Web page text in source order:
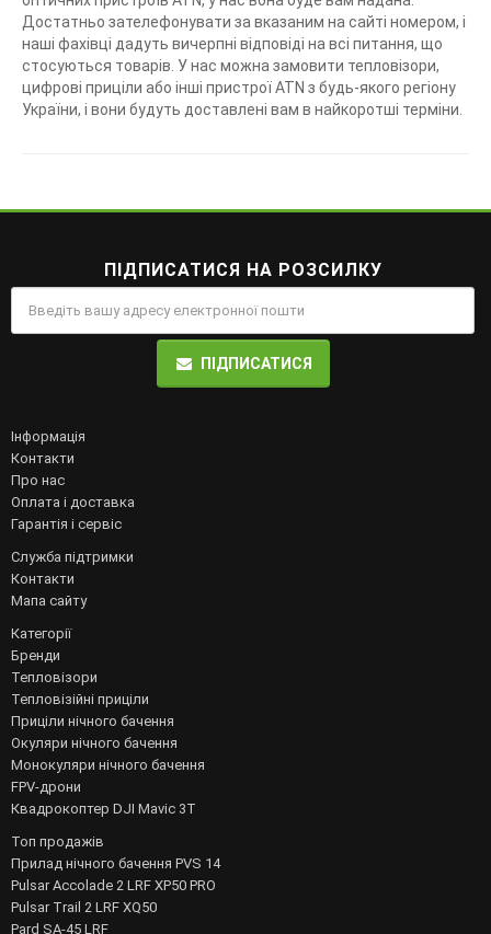
Достатньо зателефонувати за вказаним на сайті номером, і
наші фахівці дадуть вичерпні відповіді на всі питання, що
стосуються товарів. У нас можна замовити тепловізори,
цифрові приціли або інші пристрої ATN з будь-якого регіону
України, і вони будуть доставлені вам в найкоротші терміни.
ПІДПИСАТИСЯ НА РОЗСИЛКУ
ПІДПИСАТИСЯ
Інформація
Контакти
Про нас
Оплата і доставка
Гарантія і сервіс
Служба підтримки
Контакти
Мапа сайту
Категорії
Бренди
Тепловізори
Тепловізійні приціли
Приціли нічного бачення
Окуляри нічного бачення
Монокуляри нічного бачення
FPV-дрони
Квадрокоптер DJI Mavic 3T
Топ продажів
Прилад нічного бачення PVS 14
Pulsar Accolade 2 LRF XP50 PRO
Pulsar Trail 2 LRF XQ50
Pard SA-45 LRF